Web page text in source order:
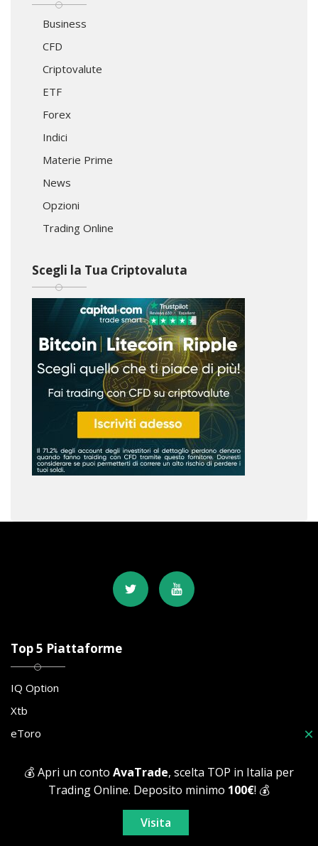
Business
CFD
Criptovalute
ETF
Forex
Indici
Materie Prime
News
Opzioni
Trading Online
Scegli la Tua Criptovaluta
×
💰 Apri un conto AvaTrade, scelta TOP in Italia per
Trading Online. Deposito minimo 100€! 💰
Visita
Top 5 Piattaforme
IQ Option
Xtb
eToro
Plus500